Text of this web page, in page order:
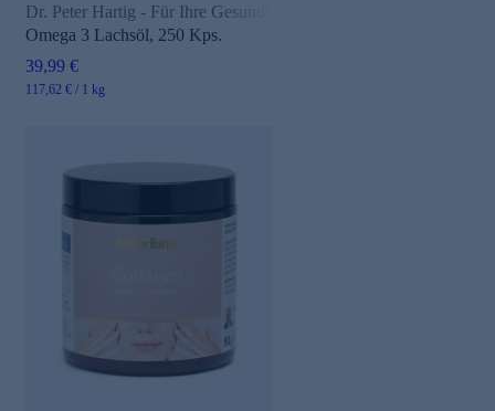
Dr. Peter Hartig - Für Ihre Gesundheit
Omega 3 Lachsöl, 250 Kps.
39,99 €
117,62 € / 1 kg